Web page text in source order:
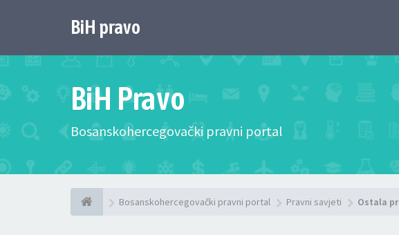
BiH pravo
BiH Pravo
Bosanskohercegovački pravni portal
Bosanskohercegovački pravni portal Pravni savjeti Ostala